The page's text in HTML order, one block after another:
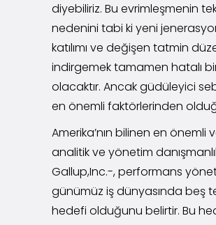
diyebiliriz. Bu evrimleşmenin
nedenini tabi ki yeni
katılımı ve değişen tatmin
indirgemek tamamen hatalı bir
olacaktır. Ancak güdüleyici
en önemli faktörlerinden
Amerika’nın bilinen en önemli
analitik ve yönetim
Gallup,Inc.-, performans
günümüz iş dünyasında beş
hedefi olduğunu belirtir. Bu